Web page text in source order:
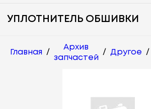
УПЛОТНИТЕЛЬ ОБШИВКИ
Главная /
Архив
запчастей
/ Другое /